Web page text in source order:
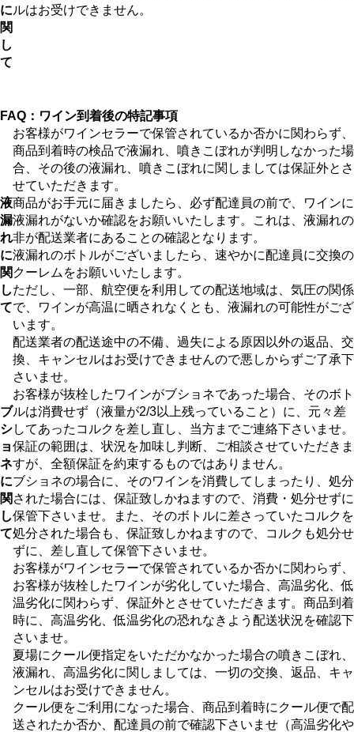
に
関
し
て
ルはお受けできません。
FAQ：ワイン到着後の特記事項
液
漏
れ
に
関
し
て
お客様がワインセラーで保管されているか否かに関わらず、
商品到着時の検品で液漏れ、噴きこぼれが判明しなかった場
合、その後の液漏れ、噴きこぼれに関しましては保証外とさ
せていただきます。
商品がお手元に届きましたら、必ず配達員の前で、ワインに
液漏れがないか確認をお願いいたします。これは、液漏れの
非が配送業者にあることの確認となります。
液漏れのボトルがございましたら、速やかに配達員に交換の
クーレムをお願いいたします。
ただし、一部、航空便を利用しての配送地域は、気圧の関係
で、ワインが高温に晒されなくとも、液漏れの可能性がござ
います。
配送業者の配送途中の不備、過失による原因以外の返品、交
換、キャンセルはお受けできませんので悪しからずご了承下
さいませ。
ブ
シ
ョ
ネ
に
関
し
て
お客様が抜栓したワインがブショネであった場合、そのボト
ルは消費せず（液量が2/3以上残っていること）に、元々差
してあったコルクを差し直し、当方までご連絡下さいませ。
保証の範囲は、状況を加味し判断、ご相談させていただきま
すが、全額保証を約束するものではありません。
ブショネの場合に、そのワインを消費してしまったり、処分
された場合には、保証致しかねますので、消費・処分せずに
保管下さいませ。また、そのボトルに差さっていたコルクを
処分された場合も、保証致しかねますので、コルクも処分せ
ずに、差し直して保管下さいませ。
お客様がワインセラーで保管されているか否かに関わらず、
お客様が抜栓したワインが劣化していた場合、高温劣化、低
温劣化に関わらず、保証外とさせていただきます。商品到着
時に、高温劣化、低温劣化の恐れなきよう配送状況を確認下
さいませ。
夏場にクール便指定をいただかなかった場合の噴きこぼれ、
液漏れ、高温劣化に関しましては、一切の交換、返品、キャ
ンセルはお受けできません。
クール便をご利用になった場合、商品到着時にクール便で配
送されたか否か、配達員の前で確認下さいませ（高温劣化や